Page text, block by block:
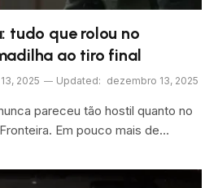
tudo que rolou no
ao tiro final
2025 Updated: dezembro 13, 2025
pareceu tão hostil quanto no
Em pouco mais de…